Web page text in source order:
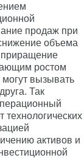
продаж при
объема
приращение
ростом
вызывать
Так
технологических
активов и